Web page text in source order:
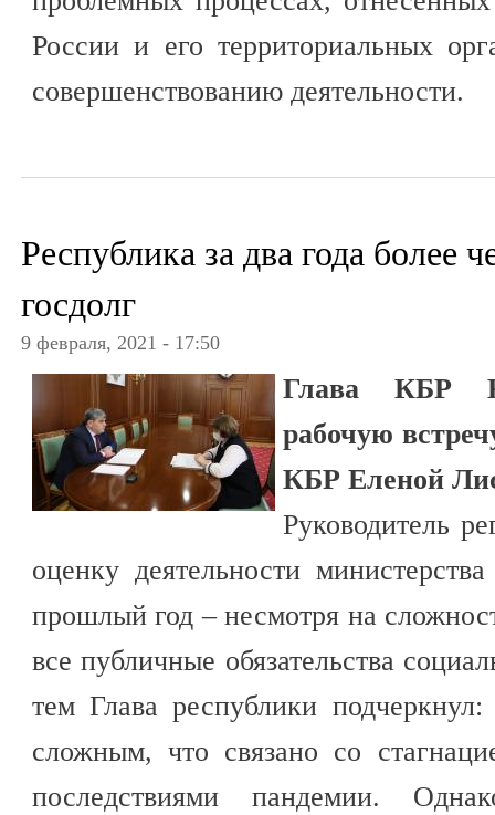
России и его территориальных
совершенствованию деятельности.
Республика за два года более
госдолг
9 февраля, 2021 - 17:50
Глава КБР
рабочую
КБР Еленой
Руководитель
оценку деятельности
прошлый год – несмотря на
все публичные обязательства
тем Глава республики
сложным, что связано со
последствиями пандемии.